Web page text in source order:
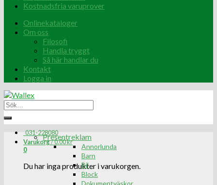
Kostnadsfria varuprover
Onlinekataloger
Om oss
Filosofi
Handla tryggt
Så här handlar du
Kontakt
Logga in
031-228080
Varukorg/0.00kr
0
Du har inga produkter i varukorgen.
Presentreklam
Annorlunda
Barn
Bil
Block
Dokumentväskor